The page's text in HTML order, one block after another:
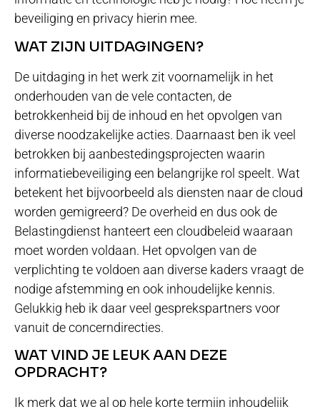
beveiliging en privacy hierin mee.
WAT ZIJN UITDAGINGEN?
De uitdaging in het werk zit voornamelijk in het
onderhouden van de vele contacten, de
betrokkenheid bij de inhoud en het opvolgen van
diverse noodzakelijke acties. Daarnaast ben ik veel
betrokken bij aanbestedingsprojecten waarin
informatiebeveiliging een belangrijke rol speelt. Wat
betekent het bijvoorbeeld als diensten naar de cloud
worden gemigreerd? De overheid en dus ook de
Belastingdienst hanteert een cloudbeleid waaraan
moet worden voldaan. Het opvolgen van de
verplichting te voldoen aan diverse kaders vraagt de
nodige afstemming en ook inhoudelijke kennis.
Gelukkig heb ik daar veel gesprekspartners voor
vanuit de concerndirecties.
WAT VIND JE LEUK AAN DEZE
OPDRACHT?
Ik merk dat we al op hele korte termijn inhoudelijk